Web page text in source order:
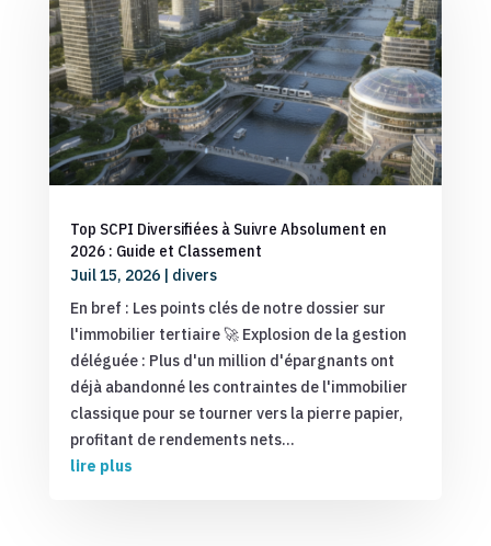
Top SCPI Diversifiées à Suivre Absolument en
2026 : Guide et Classement
Juil 15, 2026| divers
En bref : Les points clés de notre dossier sur
l'immobilier tertiaire 🚀 Explosion de la gestion
déléguée : Plus d'un million d'épargnants ont
déjà abandonné les contraintes de l'immobilier
classique pour se tourner vers la pierre papier,
profitant de rendements nets...
lire plus